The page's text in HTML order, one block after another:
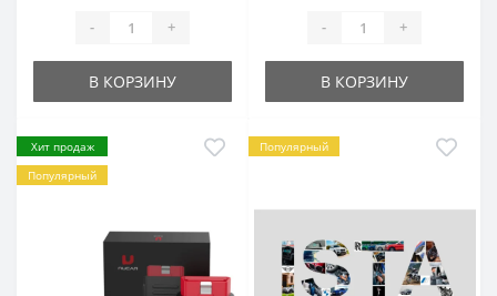
- +
В КОРЗИНУ
- +
В КОРЗИНУ
Хит продаж
Популярный
Популярный